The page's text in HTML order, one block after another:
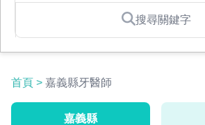
搜尋關鍵字
首頁 > 嘉義縣牙醫師
嘉義縣